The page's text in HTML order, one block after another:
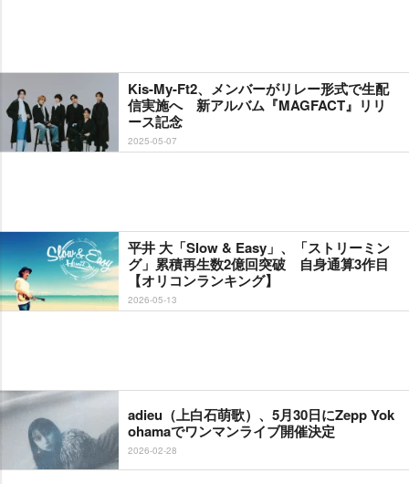
Kis-My-Ft2、メンバーがリレー形式で生配
信実施へ 新アルバム『MAGFACT』リリ
ース記念
2025-05-07
平井 大「Slow & Easy」、「ストリーミン
グ」累積再生数2億回突破 自身通算3作目
【オリコンランキング】
2026-05-13
adieu（上白石萌歌）、5月30日にZepp Yok
ohamaでワンマンライブ開催決定
2026-02-28